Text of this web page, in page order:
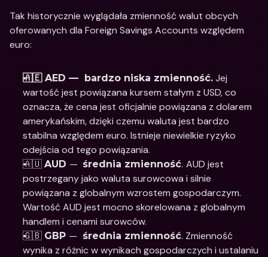
Tak historycznie wyglądała zmienność walut obcych
oferowanych dla Foreign Savings Accounts względem
euro:
🇦🇪 AED —  bardzo niska zmienność. Jej
wartość jest powiązana kursem stałym z USD, co
oznacza, że cena jest oficjalnie powiązana z dolarem
amerykańskim, dzięki czemu waluta jest bardzo
stabilna względem euro. Istnieje niewielkie ryzyko
odejścia od tego powiązania.
🇦🇺 AUD — średnia zmienność. AUD jest
postrzegany jako waluta surowcowa i silnie
powiązana z globalnym wzrostem gospodarczym.
Wartość AUD jest mocno skorelowana z globalnym
handlem i cenami surowców.
🇬🇧 GBP — średnia zmienność. Zmienność
wynika z różnic w wynikach gospodarczych i ustalaniu